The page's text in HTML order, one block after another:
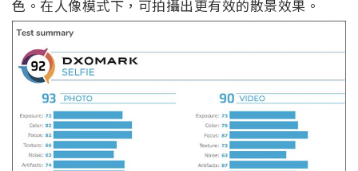
色。在人像模式下，可拍攝出更有效的散景效果。